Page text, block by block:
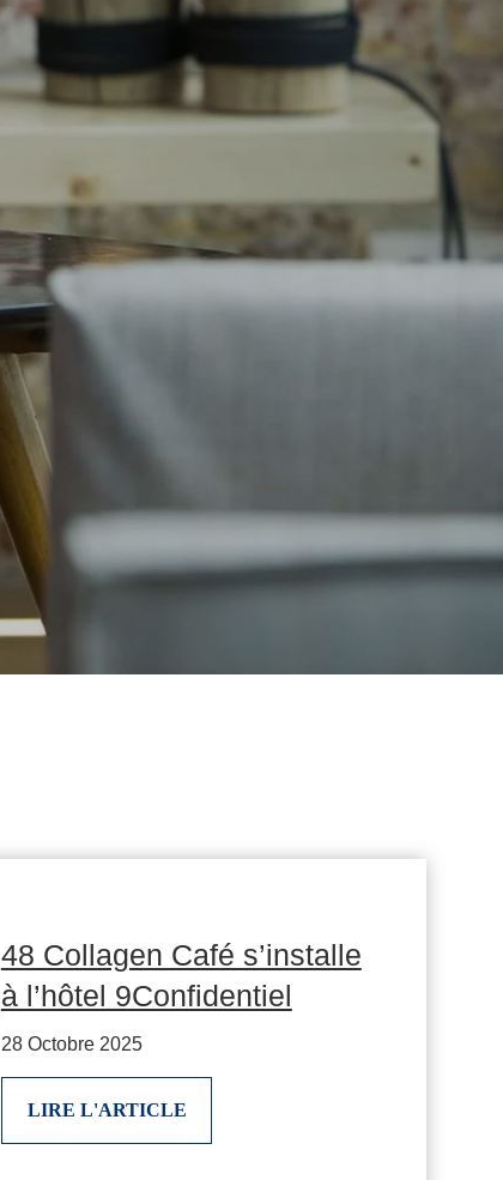
48 Collagen Café s’installe
à l’hôtel 9Confidentiel
28 Octobre 2025
LIRE L'ARTICLE